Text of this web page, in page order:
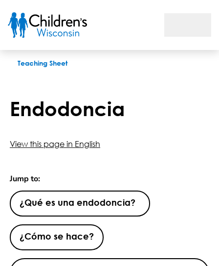
Teaching Sheet
Endodoncia
View this page in English
Jump to:
¿Qué es una endodoncia?
¿Cómo se hace?